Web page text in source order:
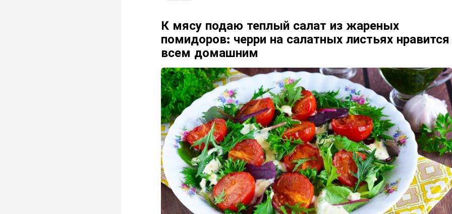
К мясу подаю теплый салат из жареных
помидоров: черри на салатных листьях нравится
всем домашним